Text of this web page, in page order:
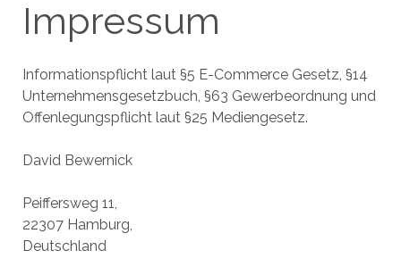
Impressum
Informationspflicht laut §5 E-Commerce Gesetz, §14
Unternehmensgesetzbuch, §63 Gewerbeordnung und
Offenlegungspflicht laut §25 Mediengesetz.
David Bewernick
Peiffersweg 11,
22307 Hamburg,
Deutschland